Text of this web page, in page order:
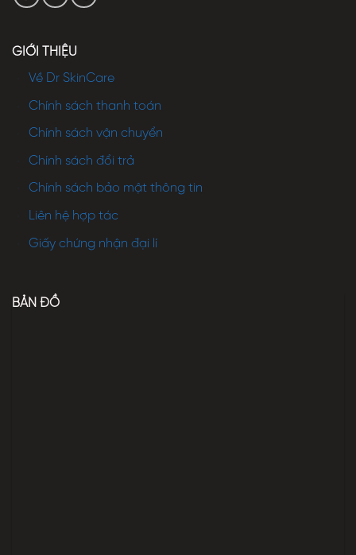
GIỚI THIỆU
Về Dr SkinCare
Chính sách thanh toán
Chính sách vận chuyển
Chính sách đổi trả
Chính sách bảo mật thông tin
Liên hệ hợp tác
Giấy chứng nhận đại lí
BẢN ĐỒ